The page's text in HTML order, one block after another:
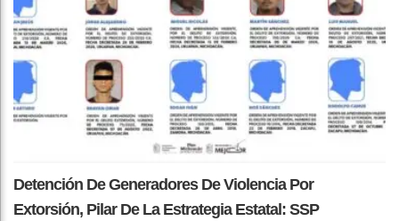
Detención De Generadores De Violencia Por
Extorsión, Pilar De La Estrategia Estatal: SSP